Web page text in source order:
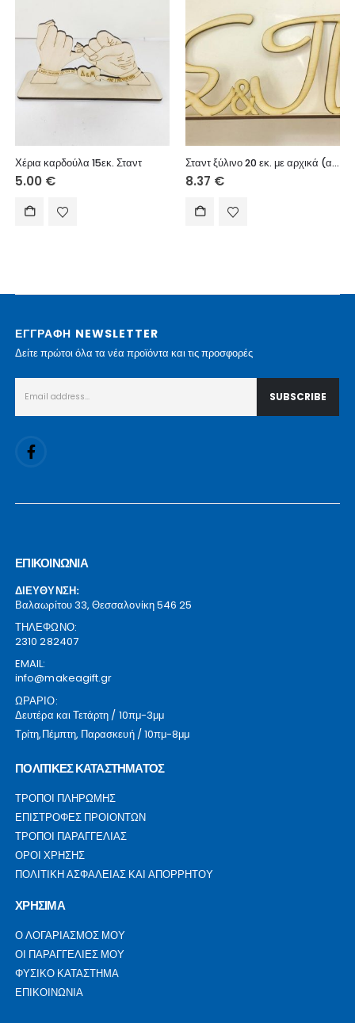
Χέρια καρδούλα 15εκ. Σταντ
5.00 €
Σταντ ξύλινο 20 εκ. με αρχικά (αρχικά επιλογής)
8.37 €
ΕΓΓΡΑΦΗ NEWSLETTER
Δείτε πρώτοι όλα τα νέα προϊόντα και τις προσφορές
ΕΠΙΚΟΙΝΩΝΙΑ
ΔΙΕΥΘΥΝΣΗ:
Βαλαωρίτου 33, Θεσσαλονίκη 546 25
ΤΗΛΕΦΩΝΟ:
2310 282407
EMAIL:
info@makeagift.gr
ΩΡΑΡΙΟ:
Δευτέρα και Τετάρτη / 10πμ-3μμ
Τρίτη,Πέμπτη, Παρασκευή / 10πμ-8μμ
ΠΟΛΙΤΙΚΕΣ ΚΑΤΑΣΤΗΜΑΤΟΣ
ΤΡΟΠΟΙ ΠΛΗΡΩΜΗΣ
ΕΠΙΣΤΡΟΦΕΣ ΠΡΟΙΟΝΤΩΝ
ΤΡΟΠΟΙ ΠΑΡΑΓΓΕΛΙΑΣ
ΟΡΟΙ ΧΡΗΣΗΣ
ΠΟΛΙΤΙΚΗ ΑΣΦΑΛΕΙΑΣ ΚΑΙ ΑΠΟΡΡΗΤΟΥ
ΧΡΗΣΙΜΑ
Ο ΛΟΓΑΡΙΑΣΜΟΣ ΜΟΥ
ΟΙ ΠΑΡΑΓΓΕΛΙΕΣ ΜΟΥ
ΦΥΣΙΚΟ ΚΑΤΑΣΤΗΜΑ
ΕΠΙΚΟΙΝΩΝΙΑ